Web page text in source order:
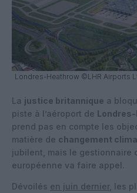
Londres-Heathrow ©LHR Airports
La justice britannique a
piste à l’aéroport de
prend pas en compte les
matière de changement
jubilent, mais le gestionnaire
européenne va faire appel.
Dévoilés en juin dernier, les